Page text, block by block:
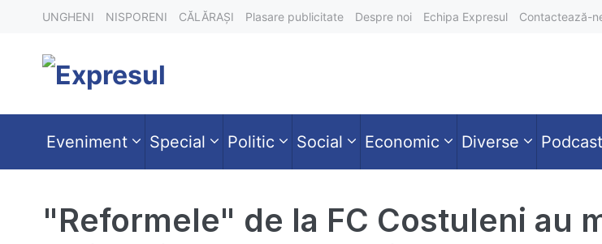
UNGHENI NISPORENI CĂLĂRAȘI Plasare publicitate Despre noi Echipa Expresul Contactează-
Eveniment Special Politic Social Economic Diverse
"Reformele" de la FC Costuleni au